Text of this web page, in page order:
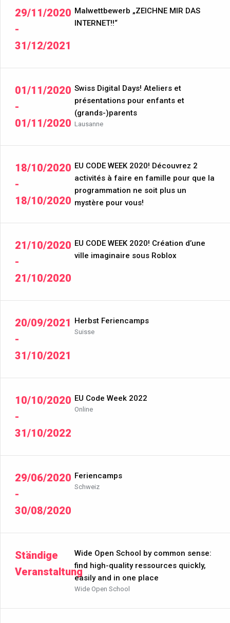
29/11/2020
-
31/12/2021
Malwettbewerb „ZEICHNE MIR DAS
INTERNET!!“
01/11/2020
-
01/11/2020
Swiss Digital Days! Ateliers et
présentations pour enfants et
(grands-)parents
Lausanne
18/10/2020
-
18/10/2020
EU CODE WEEK 2020! Découvrez 2
activités à faire en famille pour que la
programmation ne soit plus un
mystère pour vous!
21/10/2020
-
21/10/2020
EU CODE WEEK 2020! Création d’une
ville imaginaire sous Roblox
20/09/2021
-
31/10/2021
Herbst Feriencamps
Suisse
10/10/2020
-
31/10/2022
EU Code Week 2022
Online
29/06/2020
-
30/08/2020
Feriencamps
Schweiz
Ständige
Veranstaltung
Wide Open School by common sense:
find high-quality ressources quickly,
easily and in one place
Wide Open School